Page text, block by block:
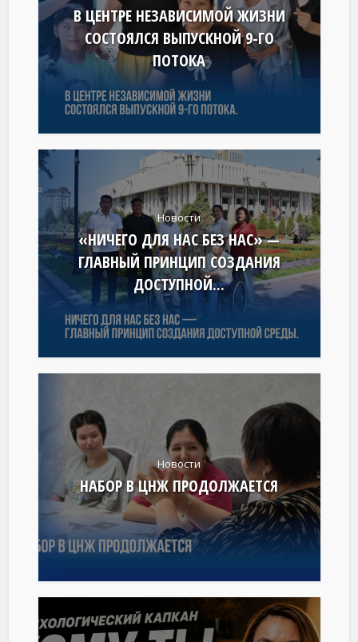
В ЦЕНТРЕ НЕЗАВИСИМОЙ ЖИЗНИ
СОСТОЯЛСЯ ВЫПУСКНОЙ 9-ГО
ПОТОКА
Новости
«НИЧЕГО ДЛЯ НАС БЕЗ НАС» —
ГЛАВНЫЙ ПРИНЦИП СОЗДАНИЯ
ДОСТУПНОЙ...
Новости
НАБОР В ЦНЖ ПРОДОЛЖАЕТСЯ